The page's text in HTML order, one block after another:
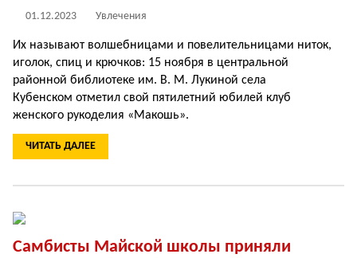
01.12.2023 Увлечения
Их называют волшебницами и повелительницами ниток,
иголок, спиц и крючков: 15 ноября в центральной
районной библиотеке им. В. М. Лукиной села
Кубенском отметил свой пятилетний юбилей клуб
женского рукоделия «Макошь».
ЧИТАТЬ ДАЛЕЕ
Самбисты Майской школы приняли